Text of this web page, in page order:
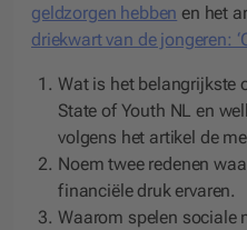
geldzorgen hebben en het
driekwart van de jongeren:
Wat is het belangrijkste
State of Youth NL en
volgens het artikel de
Noem twee redenen
financiële druk ervaren.
Waarom spelen sociale